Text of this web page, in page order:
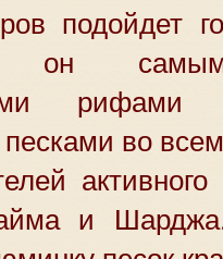
подойдет
он
рифами
во
активного
и